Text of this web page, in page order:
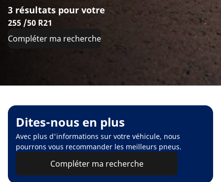
3 résultats pour votre
255 /50 R21
Compléter ma recherche
Dites-nous en plus
Avec plus d'informations sur votre véhicule, nous
pourrons vous recommander les meilleurs pneus.
Compléter ma recherche